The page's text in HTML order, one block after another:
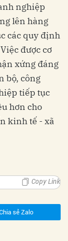
nghiệp
lên hàng
các quy định
được cơ
xứng đáng
bộ, công
tiếp tục
hơn cho
kinh tế - xã
Copy Link
sẻ Zalo